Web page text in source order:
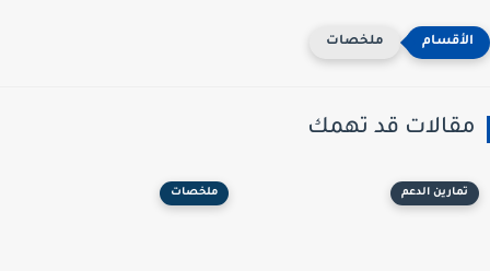
ملخصات
مقالات قد تهمك
تمارين الدعم ملخصات